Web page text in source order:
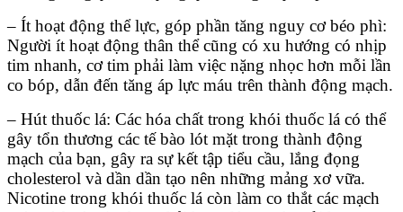
– Ít hoạt động thể lực, góp phần tăng nguy cơ béo phì:
Người ít hoạt động thân thể cũng có xu hướng có nhịp
tim nhanh, cơ tim phải làm việc nặng nhọc hơn mỗi lần
co bóp, dẫn đến tăng áp lực máu trên thành động mạch.
– Hút thuốc lá: Các hóa chất trong khói thuốc lá có thể
gây tổn thương các tế bào lót mặt trong thành động
mạch của bạn, gây ra sự kết tập tiểu cầu, lắng đọng
cholesterol và dần dần tạo nên những mảng xơ vữa.
Nicotine trong khói thuốc lá còn làm co thắt các mạch